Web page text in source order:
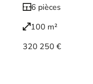
6 pièces
100 m²
320 250 €